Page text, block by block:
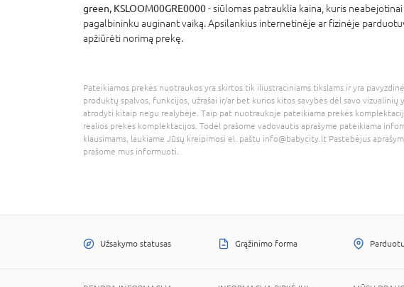
green, KSLOOM00GRE0000- siūlomas patrauklia kaina, kuris
pagalbininku auginant vaiką. Apsilankius internetinėje ar fizinėje
apžiūrėti norimą prekę.
Pateikiamos prekės nuotraukos yra skirtos tik iliustraciniams tikslams ir yra
produktų spalvos, funkcijos, užrašai ir/ar bet kurios kitos savybės dėl savo vizualinių
atrodyti kitaip negu realybėje. Taip pat nuotraukoje pateikiama prekės
realios prekės komplektacijos. Todėl prašome vadovautis aprašyme pateikiama
klausimams, laukiame Jūsų kreipimosi el. paštu info@babycity.lt Pastebėjus
prašome mus informuoti.
Užsakymo statusas Grąžinimo forma